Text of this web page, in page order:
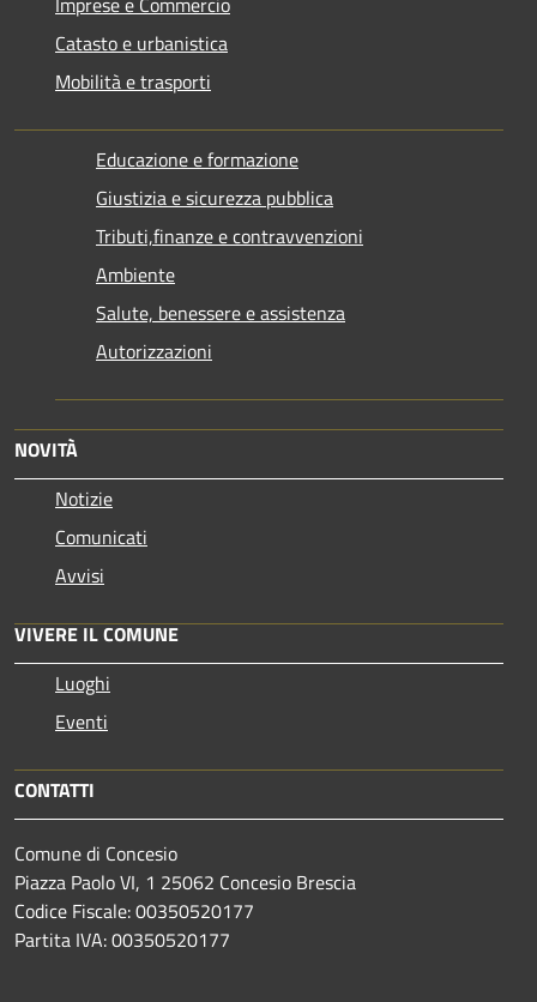
Catasto e urbanistica
Mobilità e trasporti
Educazione e formazione
Giustizia e sicurezza pubblica
Tributi,finanze e contravvenzioni
Ambiente
Salute, benessere e assistenza
Autorizzazioni
NOVITÀ
Notizie
Comunicati
Avvisi
VIVERE IL COMUNE
Luoghi
Eventi
CONTATTI
Comune di Concesio
Piazza Paolo VI, 1 25062 Concesio Brescia
Codice Fiscale: 00350520177
Partita IVA: 00350520177